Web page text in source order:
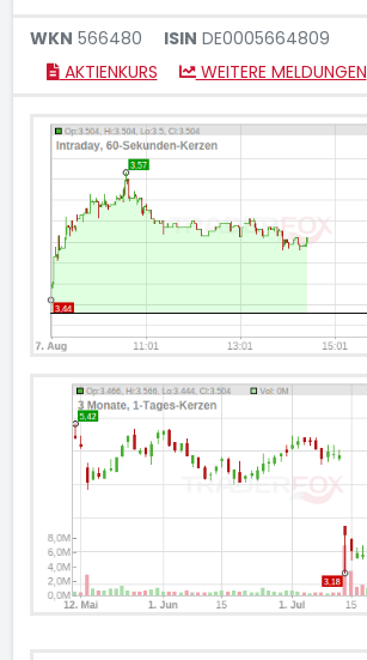
WKN 566480 ISIN DE0005664809
AKTIENKURS
WEITERE MELDUNGEN